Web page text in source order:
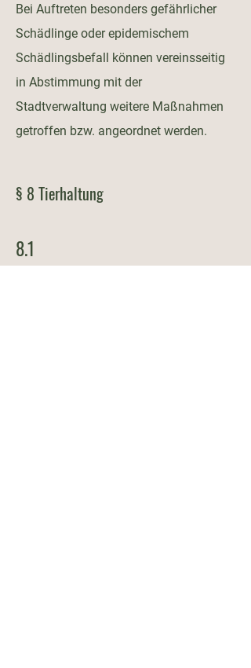
Bei Auftreten besonders gefährlicher
Schädlinge oder epidemischem
Schädlingsbefall können vereinsseitig
in Abstimmung mit der
Stadtverwaltung weitere Maßnahmen
getroffen bzw. angeordnet werden.
§ 8 Tierhaltung
8.1